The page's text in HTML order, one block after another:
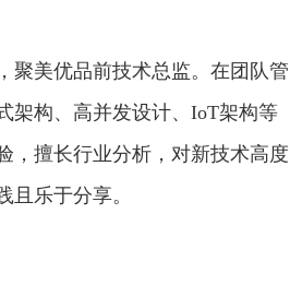
聚美优品前技术总监。在团队管
架构、高并发设计、IoT架构等
，擅长行业分析，对新技术高度
且乐于分享。